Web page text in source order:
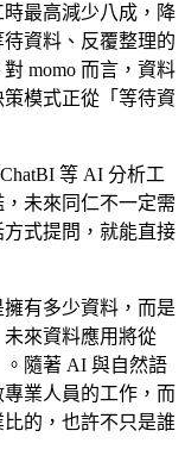
最高減少八成，降
資料、反覆整理的
momo 而言，資料
模式正從「等待資
等 AI 分析工
未來同仁不一定需
式提問，就能直接
有多少資料，而是
來資料應用將從
。隨著 AI 與自然語
業人員的工作，而
的，也許不只是誰